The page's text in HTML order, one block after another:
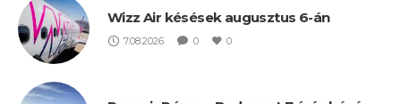
Wizz Air késések augusztus 6-án
7.08.2026 0 0